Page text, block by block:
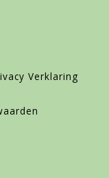
Verklaring